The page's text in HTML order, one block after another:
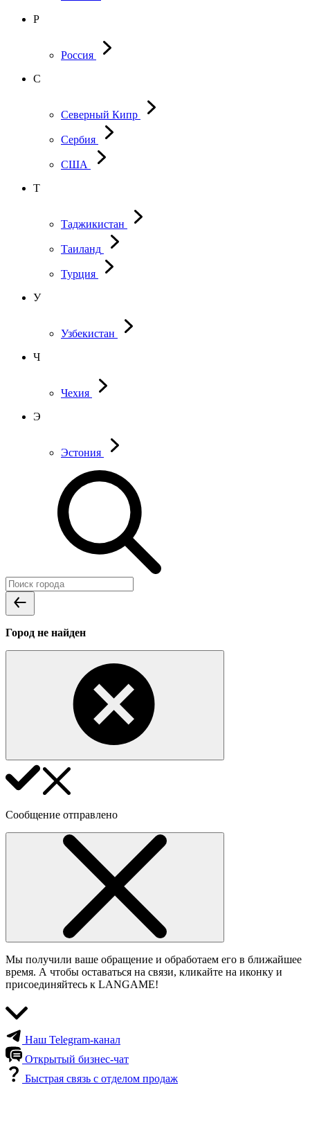
Р
Россия
С
Северный Кипр
Сербия
США
Т
Таджикистан
Таиланд
Турция
У
Узбекистан
Ч
Чехия
Э
Эстония
Город не найден
Сообщение отправлено
Мы получили ваше обращение и обработаем его в ближайшее
время. А чтобы оставаться на связи, кликайте на иконку и
присоединяйтесь к LANGAME!
Наш Telegram-канал
Открытый бизнес-чат
Быстрая связь с отделом продаж